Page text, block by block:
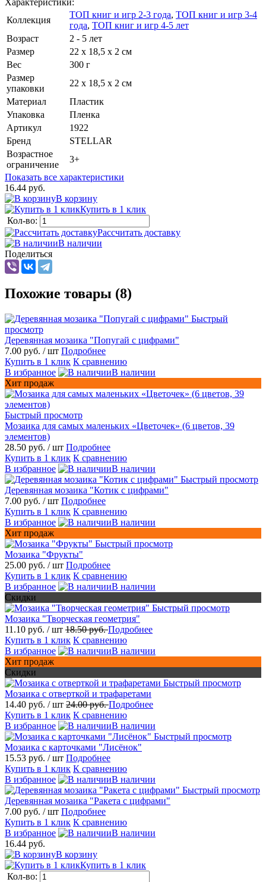
Коллекция
ТОП книг и игр 2-3 года, ТОП книг и игр 3-4
года, ТОП книг и игр 4-5 лет
Возраст
2 - 5 лет
Размер
22 х 18,5 х 2 см
Вес
300 г
Размер
упаковки
22 х 18,5 х 2 см
Материал
Пластик
Упаковка
Пленка
Артикул
1922
Бренд
STELLAR
Возрастное
ограничение
3+
Показать все характеристики
16.44 руб.
В корзину
Купить в 1 клик
Кол-во:
Рассчитать доставку
В наличии
Поделиться
Похожие товары (8)
Быстрый
просмотр
Деревянная мозаика "Попугай с цифрами"
7.00 руб. / шт Подробнее
Купить в 1 клик К сравнению
В избранное
В наличии
Хит продаж
Быстрый просмотр
Мозаика для самых маленьких «Цветочек» (6 цветов, 39
элементов)
28.50 руб. / шт Подробнее
Купить в 1 клик К сравнению
В избранное
В наличии
Быстрый просмотр
Деревянная мозаика "Котик с цифрами"
7.00 руб. / шт Подробнее
Купить в 1 клик К сравнению
В избранное
В наличии
Хит продаж
Быстрый просмотр
Мозаика "Фрукты"
25.00 руб. / шт Подробнее
Купить в 1 клик К сравнению
В избранное
В наличии
Скидки
Быстрый просмотр
Мозаика "Творческая геометрия"
11.10 руб. / шт 18.50 руб.Подробнее
Купить в 1 клик К сравнению
В избранное
В наличии
Хит продаж
Скидки
Быстрый просмотр
Мозаика с отверткой и трафаретами
14.40 руб. / шт 24.00 руб.Подробнее
Купить в 1 клик К сравнению
В избранное
В наличии
Быстрый просмотр
Мозаика с карточками "Лисёнок"
15.53 руб. / шт Подробнее
Купить в 1 клик К сравнению
В избранное
В наличии
Быстрый просмотр
Деревянная мозаика "Ракета с цифрами"
7.00 руб. / шт Подробнее
Купить в 1 клик К сравнению
В избранное
В наличии
16.44 руб.
В корзину
Купить в 1 клик
Кол-во: